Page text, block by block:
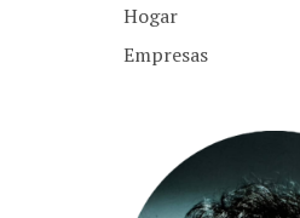
Hogar
Empresas